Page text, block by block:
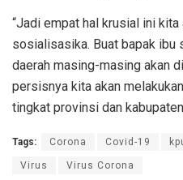
“Jadi empat hal krusial ini
sosialisasika. Buat bapak ibu
daerah masing-masing akan
persisnya kita akan
tingkat provinsi dan
Tags: Corona Covid-19
Virus Virus Corona